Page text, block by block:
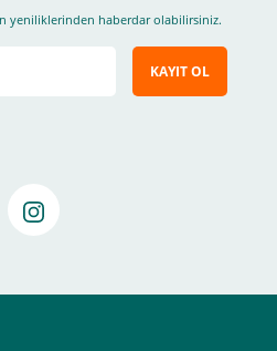
yeniliklerinden haberdar olabilirsiniz.
KAYIT OL